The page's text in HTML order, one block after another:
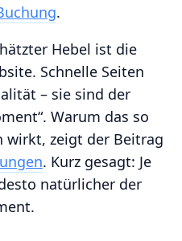
.
Hebel ist die
Schnelle Seiten
– sie sind der
Warum das so
wirkt, zeigt der Beitrag
. Kurz gesagt: Je
natürlicher der